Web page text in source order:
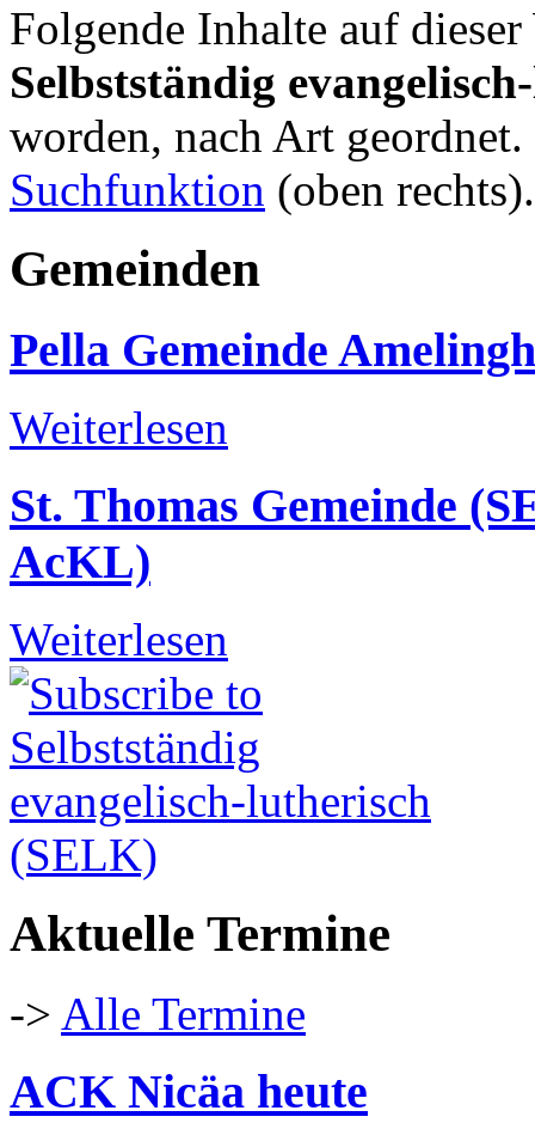
Folgende Inhalte auf
Selbstständig
worden, nach Art
Suchfunktion (oben rechts).
Gemeinden
Pella Gemeinde
Weiterlesen
St. Thomas Gemeinde
AcKL)
Weiterlesen
Aktuelle Termine
-> Alle Termine
ACK Nicäa heute